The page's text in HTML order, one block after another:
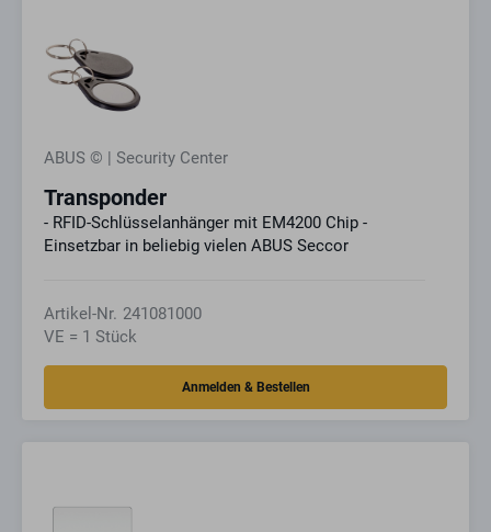
ABUS © | Security Center
Transponder
- RFID-Schlüsselanhänger mit EM4200 Chip -
Einsetzbar in beliebig vielen ABUS Seccor
Artikel-Nr. 241081000
VE = 1 Stück